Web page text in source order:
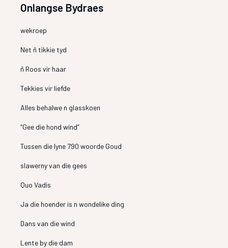
Onlangse Bydraes
wekroep
Net ñ tikkie tyd
ñ Roos vir haar
Tekkies vir liefde
Alles behalwe n glasskoen
“Gee die hond wind”
Tussen die lyne 790 woorde Goud
slawerny van die gees
Quo Vadis
Ja die hoender is n wondelike ding
Dans van die wind
Lente by die dam